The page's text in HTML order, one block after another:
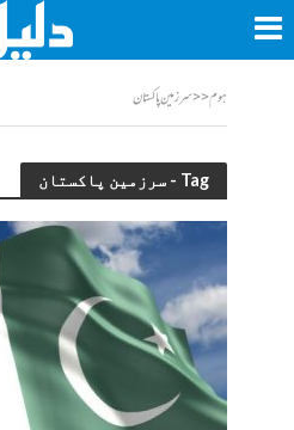
ہوم<<سرزمین پاکستان
Tag - سرزمین پاکستان